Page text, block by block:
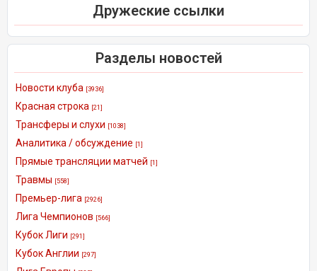
Дружеские ссылки
Разделы новостей
Новости клуба [3936]
Красная строка [21]
Трансферы и слухи [1038]
Аналитика / обсуждение [1]
Прямые трансляции матчей [1]
Травмы [558]
Премьер-лига [2926]
Лига Чемпионов [566]
Кубок Лиги [291]
Кубок Англии [297]